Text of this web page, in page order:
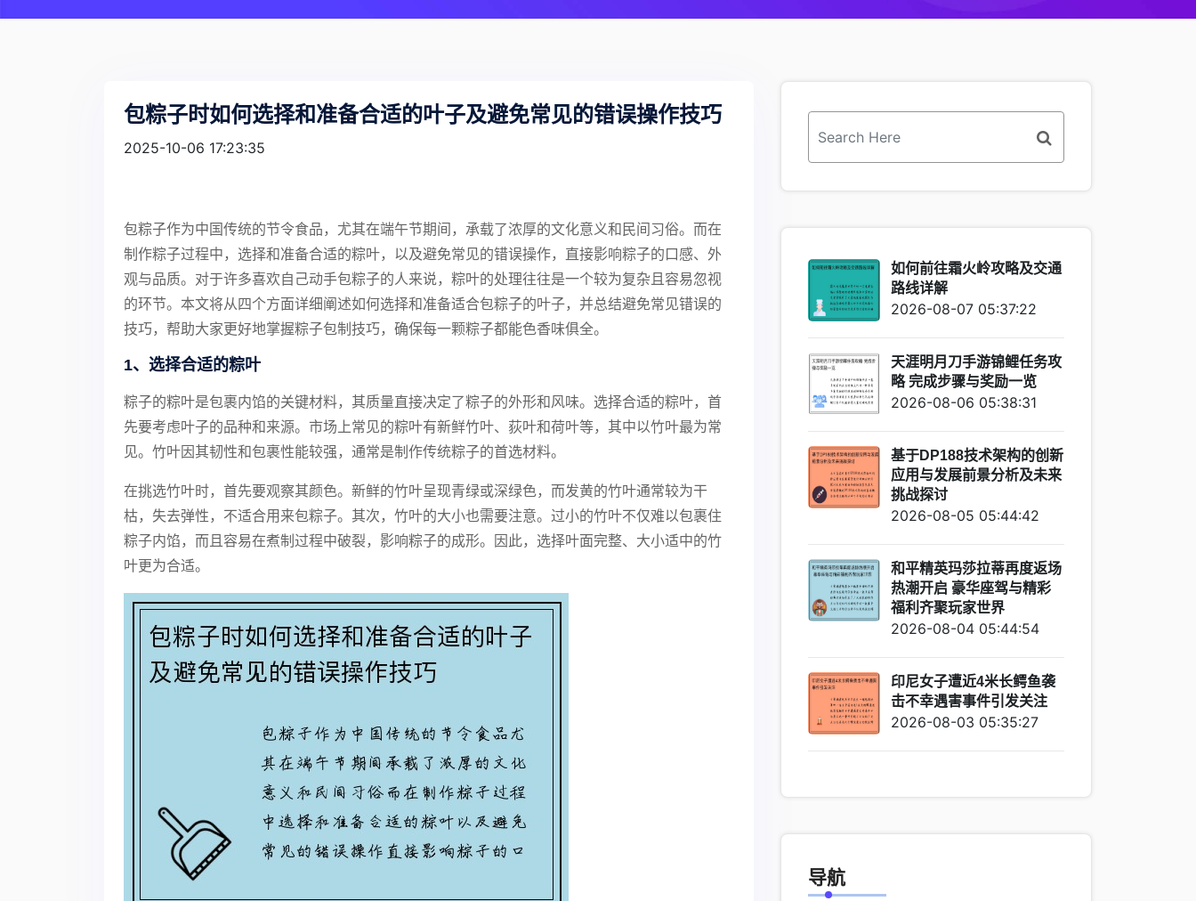
包粽子时如何选择和准备合适的叶子及避免常见的错误操作技巧
2025-10-06 17:23:35
包粽子作为中国传统的节令食品，尤其在端午节期间，承载了浓厚的文化意义和民间习俗。而在
制作粽子过程中，选择和准备合适的粽叶，以及避免常见的错误操作，直接影响粽子的口感、外
观与品质。对于许多喜欢自己动手包粽子的人来说，粽叶的处理往往是一个较为复杂且容易忽视
的环节。本文将从四个方面详细阐述如何选择和准备适合包粽子的叶子，并总结避免常见错误的
技巧，帮助大家更好地掌握粽子包制技巧，确保每一颗粽子都能色香味俱全。
1、选择合适的粽叶
粽子的粽叶是包裹内馅的关键材料，其质量直接决定了粽子的外形和风味。选择合适的粽叶，首
先要考虑叶子的品种和来源。市场上常见的粽叶有新鲜竹叶、荻叶和荷叶等，其中以竹叶最为常
见。竹叶因其韧性和包裹性能较强，通常是制作传统粽子的首选材料。
在挑选竹叶时，首先要观察其颜色。新鲜的竹叶呈现青绿或深绿色，而发黄的竹叶通常较为干
枯，失去弹性，不适合用来包粽子。其次，竹叶的大小也需要注意。过小的竹叶不仅难以包裹住
粽子内馅，而且容易在煮制过程中破裂，影响粽子的成形。因此，选择叶面完整、大小适中的竹
叶更为合适。
如何前往霜火岭攻略及交通
路线详解
2026-08-07 05:37:22
天涯明月刀手游锦鲤任务攻
略 完成步骤与奖励一览
2026-08-06 05:38:31
基于DP188技术架构的创新
应用与发展前景分析及未来
挑战探讨
2026-08-05 05:44:42
和平精英玛莎拉蒂再度返场
热潮开启 豪华座驾与精彩
福利齐聚玩家世界
2026-08-04 05:44:54
印尼女子遭近4米长鳄鱼袭
击不幸遇害事件引发关注
2026-08-03 05:35:27
导航